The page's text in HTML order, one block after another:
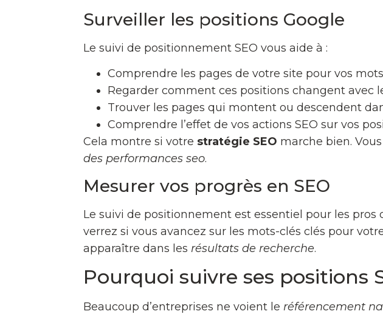
Surveiller les positions Google
Le suivi de positionnement SEO vous aide à :
Comprendre les pages de votre site pour vos
Regarder comment ces positions changent avec
Trouver les pages qui montent ou descendent
Comprendre l’effet de vos actions SEO sur vos
Cela montre si votre stratégie SEO marche bien.
des performances seo.
Mesurer vos progrès en SEO
Le suivi de positionnement est essentiel pour les pros
verrez si vous avancez sur les mots-clés clés pour
apparaître dans les résultats de recherche.
Pourquoi suivre ses positions
Beaucoup d’entreprises ne voient le référencement